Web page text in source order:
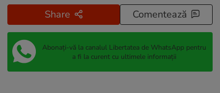
Share Comentează
Abonați-vă la canalul Libertatea de WhatsApp pentru
a fi la curent cu ultimele informații